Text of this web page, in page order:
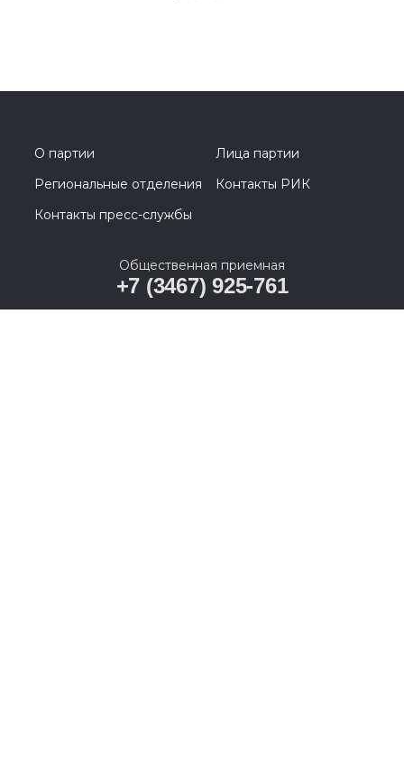
О партии
Лица партии
Региональные отделения
Контакты РИК
Контакты пресс-службы
Общественная приемная
+7 (3467) 925-761